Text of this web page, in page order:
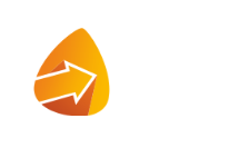
Горько